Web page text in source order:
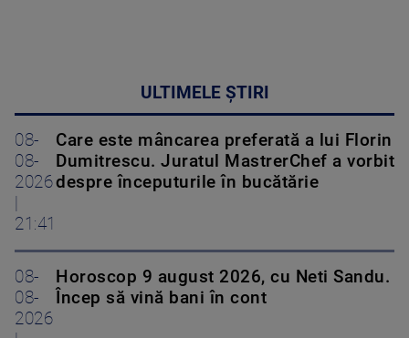
ULTIMELE ȘTIRI
08-
08-
2026
21:41
Care este mâncarea preferată a lui Florin
Dumitrescu. Juratul MastrerChef a vorbit
despre începuturile în bucătărie
08-
08-
2026
Horoscop 9 august 2026, cu Neti Sandu.
Încep să vină bani în cont